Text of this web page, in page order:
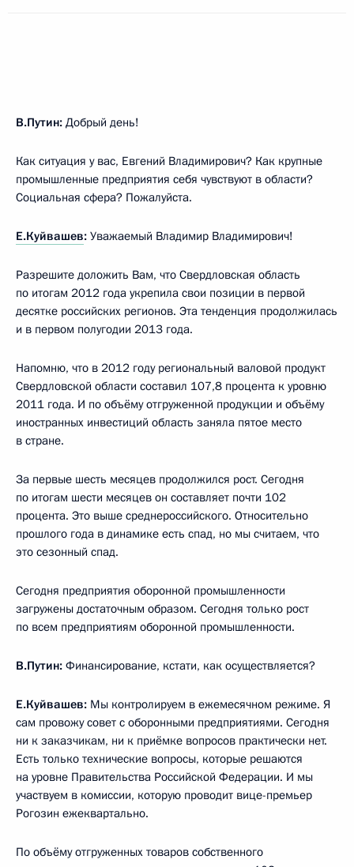
В.Путин: Добрый день!
Как ситуация у вас, Евгений Владимирович? Как крупные
промышленные предприятия себя чувствуют в области?
Социальная сфера? Пожалуйста.
Е.Куйвашев: Уважаемый Владимир Владимирович!
Разрешите доложить Вам, что Свердловская область
по итогам 2012 года укрепила свои позиции в первой
десятке российских регионов. Эта тенденция продолжилась
и в первом полугодии 2013 года.
Напомню, что в 2012 году региональный валовой продукт
Свердловской области составил 107,8 процента к уровню
2011 года. И по объёму отгруженной продукции и объёму
иностранных инвестиций область заняла пятое место
в стране.
За первые шесть месяцев продолжился рост. Сегодня
по итогам шести месяцев он составляет почти 102
процента. Это выше среднероссийского. Относительно
прошлого года в динамике есть спад, но мы считаем, что
это сезонный спад.
Сегодня предприятия оборонной промышленности
загружены достаточным образом. Сегодня только рост
по всем предприятиям оборонной промышленности.
В.Путин: Финансирование, кстати, как осуществляется?
Е.Куйвашев: Мы контролируем в ежемесячном режиме. Я
сам провожу совет с оборонными предприятиями. Сегодня
ни к заказчикам, ни к приёмке вопросов практически нет.
Есть только технические вопросы, которые решаются
на уровне Правительства Российской Федерации. И мы
участвуем в комиссии, которую проводит вице-премьер
Рогозин ежеквартально.
По объёму отгруженных товаров собственного